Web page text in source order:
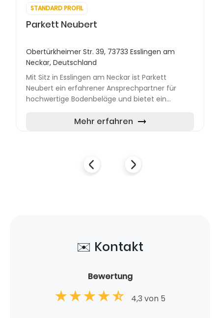
STANDARD PROFIL
Parkett Neubert
Obertürkheimer Str. 39, 73733 Esslingen am
Neckar, Deutschland
Mit Sitz in Esslingen am Neckar ist Parkett
Neubert ein erfahrener Ansprechpartner für
hochwertige Bodenbeläge und bietet ein
Gewerbekunden. Von der kost...
Mehr erfahren
✉️ Kontakt
Bewertung
4,3 von 5